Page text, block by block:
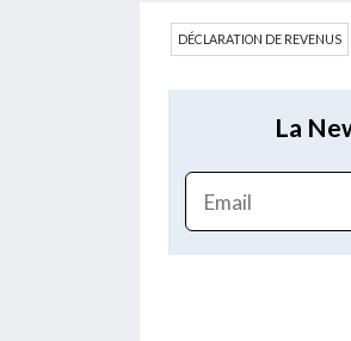
DÉCLARATION DE REVENUS
La